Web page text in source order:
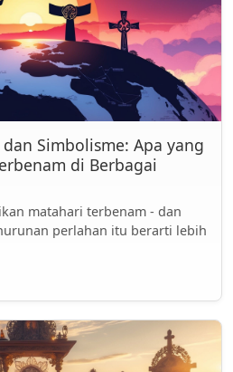
Simbolisme: Apa yang
di Berbagai
matahari terbenam - dan
perlahan itu berarti lebih